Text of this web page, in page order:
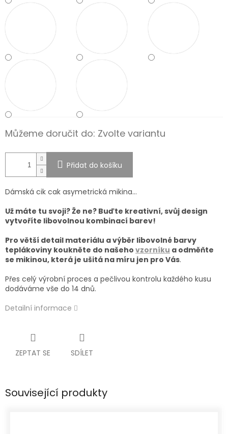
Můžeme doručit do: Zvolte variantu
Přidat do košíku
Dámská cik cak asymetrická mikina...
Už máte tu svoji? Že ne? Buďte kreativní, svůj design
vytvoříte libovolnou kombinací barev!
Pro větší detail materiálu a výběr libovolné barvy
teplákoviny koukněte do našeho vzorníku a odměňte
se mikinou, která je ušitá na míru jen pro Vás.
Přes celý výrobní proces a pečlivou kontrolu každého kusu
dodáváme vše do 14 dnů.
Detailní informace
ZEPTAT SE SDÍLET
Související produkty